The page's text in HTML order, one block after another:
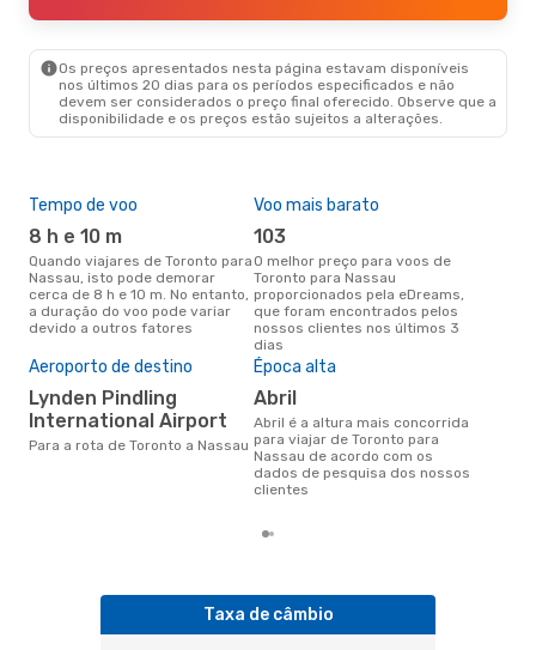
Os preços apresentados nesta página estavam disponíveis
nos últimos 20 dias para os períodos especificados e não
devem ser considerados o preço final oferecido. Observe que a
disponibilidade e os preços estão sujeitos a alterações.
Tempo de voo
8 h e 10 m
Quando viajares de Toronto para
Nassau, isto pode demorar
cerca de 8 h e 10 m. No entanto,
a duração do voo pode variar
devido a outros fatores
Voo mais barato
103
O melhor preço para voos de
Toronto para Nassau
proporcionados pela eDreams,
que foram encontrados pelos
nossos clientes nos últimos 3
dias
Aeroporto de destino
Lynden Pindling
International Airport
Para a rota de Toronto a Nassau
Época alta
abril
abril é a altura mais concorrida
para viajar de Toronto para
Nassau de acordo com os
dados de pesquisa dos nossos
clientes
Taxa de câmbio